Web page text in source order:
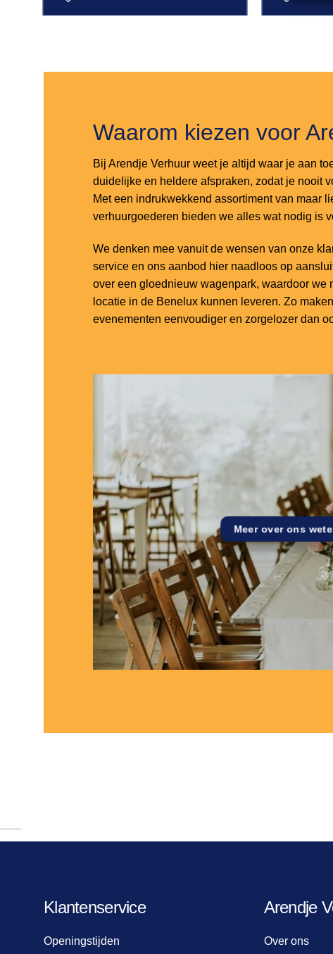
Waarom kiezen voor
Bij Arendje Verhuur weet je altijd waar je aan
duidelijke en heldere afspraken, zodat je nooit
Met een indrukwekkend assortiment van maar
verhuurgoederen bieden we alles wat nodig is
We denken mee vanuit de wensen van onze
service en ons aanbod hier naadloos op
over een gloednieuw wagenpark, waardoor we
locatie in de Benelux kunnen leveren. Zo
evenementen eenvoudiger en zorgelozer dan
Meer over ons
Klantenservice
Openingstijden
Arendje
Over ons